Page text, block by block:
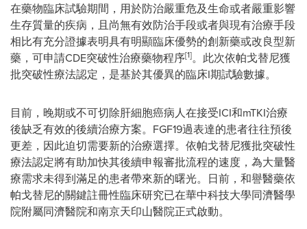
在藥物臨床試驗期間，用於防治嚴重危及生命或者嚴重影響
生存質量的疾病，且尚無有效防治手段或者與現有治療手段
相比有充分證據表明具有明顯臨床優勢的創新藥或改良型新
藥，可申請CDE突破性治療藥物程序[1]。此次依帕戈替尼獲
批突破性療法認定，是基於其優異的臨床I期試驗數據。
目前，晚期或不可切除肝細胞癌病人在接受ICI和mTKI治療
後缺乏有效的後續治療方案。FGF19過表達的患者往往預後
更差，因此迫切需要新的治療選擇。依帕戈替尼獲批突破性
療法認定將有助加快其後續申報審批流程的速度，為大量醫
療需求未得到滿足的患者帶來新的曙光。日前，和譽醫藥依
帕戈替尼的關鍵註冊性臨床研究已在華中科技大學同濟醫學
院附屬同濟醫院和南京天印山醫院正式啟動。